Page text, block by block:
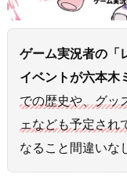
ゲーム実況者の「
イベントが六本木
での歴史や、グッ
ェなども予定され
なること間違いな